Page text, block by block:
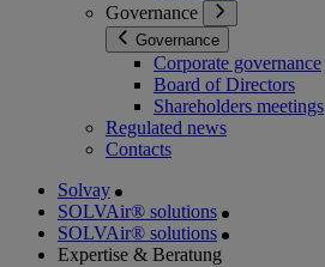
Governance
Governance
Corporate governance
Board of Directors
Shareholders meetings
Regulated news
Contacts
Solvay
SOLVAir® solutions
SOLVAir® solutions
Expertise & Beratung